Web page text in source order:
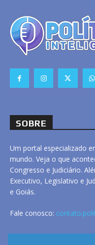
SOBRE
Um portal especializado
mundo. Veja o que
Congresso e Judiciário.
Executivo, Legislativo e
e Goiás.
Fale conosco: